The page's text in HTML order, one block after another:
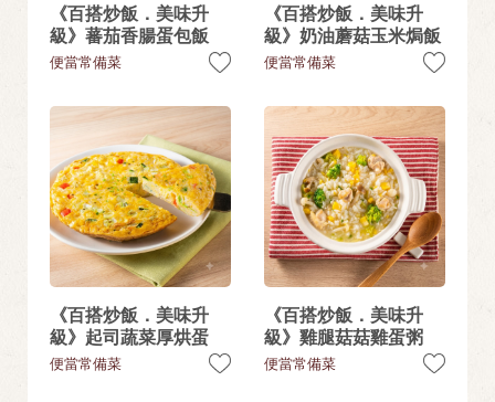
《百搭炒飯．美味升
級》蕃茄香腸蛋包飯
便當常備菜
《百搭炒飯．美味升
級》奶油蘑菇玉米焗飯
便當常備菜
《百搭炒飯．美味升
級》起司蔬菜厚烘蛋
便當常備菜
《百搭炒飯．美味升
級》雞腿菇菇雞蛋粥
便當常備菜